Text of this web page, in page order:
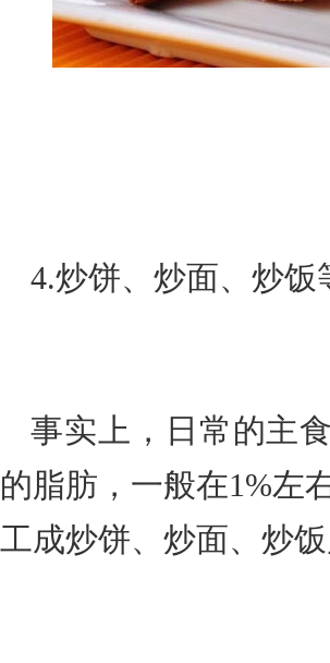
4.炒饼、炒面、炒饭
事实上，日常的主
的脂肪，一般在1%左
工成炒饼、炒面、炒